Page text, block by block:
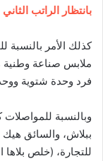
بانتظار الراتب الثاني
كذلك الأمر بالنسبة
ملابس صناعة وطنية
فرد وحدة شتوية
وبالنسبة
ببلاش، والسائق هيك
للتجارة، (خلص بلاها